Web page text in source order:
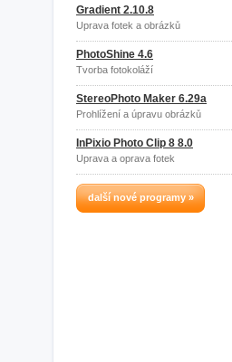
Gradient 2.10.8
Úprava fotek a obrázků
PhotoShine 4.6
Tvorba fotokoláží
StereoPhoto Maker 6.29a
Prohlížení a úpravu obrázků
InPixio Photo Clip 8 8.0
Úprava a oprava fotek
další nové programy »